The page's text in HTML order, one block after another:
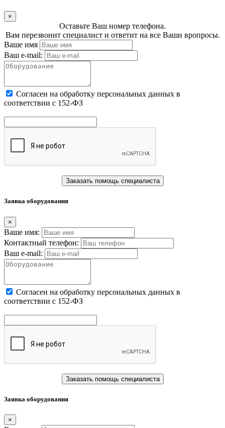
×
Оставьте Ваш номер телефона.
Вам перезвонит специалист и ответит на все Ваши вропросы.
Ваше имя
Ваш e-mail:
Cогласен на обработку персональных данных в
соответствии с 152-ФЗ
Заказать помощь специалиста
Заявка оборудования
×
Ваше имя:
Контактный телефон:
Ваш e-mail:
Cогласен на обработку персональных данных в
соответствии с 152-ФЗ
Заказать помощь специалиста
Заявка оборудования
×